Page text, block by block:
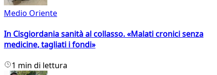
Medio Oriente
In Cisgiordania sanità al collasso. «Malati cronici senza
medicine, tagliati i fondi»
1 min di lettura